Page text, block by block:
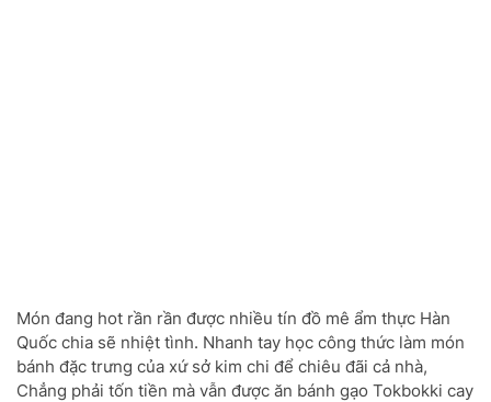
Món đang hot rần rần được nhiều tín đồ mê ẩm thực Hàn
Quốc chia sẽ nhiệt tình. Nhanh tay học công thức làm món
bánh đặc trưng của xứ sở kim chi để chiêu đãi cả nhà,
Chẳng phải tốn tiền mà vẫn được ăn bánh gạo Tokbokki cay